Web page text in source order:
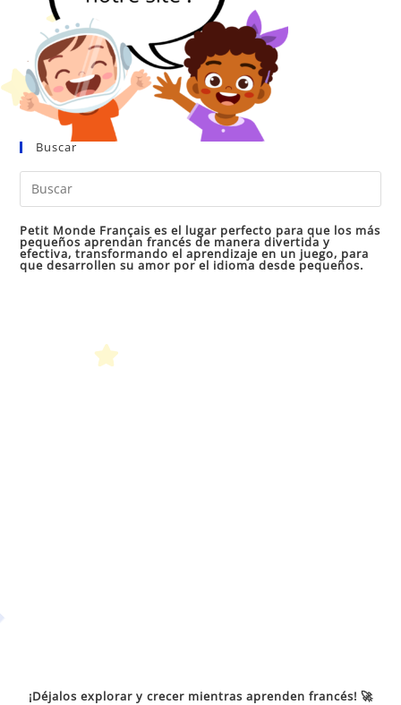
Buscar
Petit Monde Français es el lugar perfecto para que los más
pequeños aprendan francés de manera divertida y
efectiva, transformando el aprendizaje en un juego, para
que desarrollen su amor por el idioma desde pequeños.
¡Déjalos explorar y crecer mientras aprenden francés! 🚀